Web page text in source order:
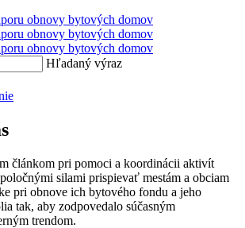
Hľadaný výraz
článkom pri pomoci a koordinácii aktivít
silami prispievať mestám a obciam
pri obnove ich bytového fondu a jeho
tak, aby zodpovedalo súčasným
trendom.